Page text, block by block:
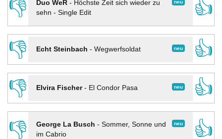
👎
neu
Duo WeR- Höchste Zeit sich wieder zu
sehn - Single Edit
👍
👎
neu
Echt Steinbach - Wegwerfsoldat
👍
👎
neu
Elvira Fischer- El Condor Pasa
👍
👎
neu
George La Busch - Sommer, Sonne und
im Cabrio
👍